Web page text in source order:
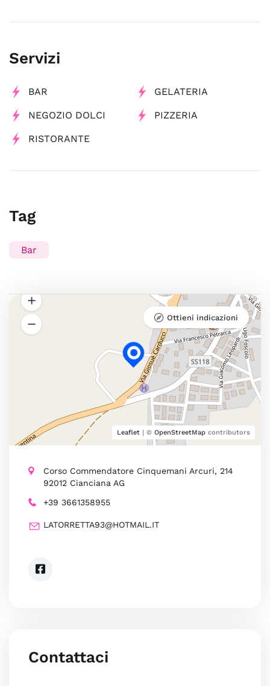
Servizi
BAR GELATERIA
NEGOZIO DOLCI PIZZERIA
RISTORANTE
Tag
Bar
Leaflet | © OpenStreetMap contributors
Ottieni indicazioni
Corso Commendatore Cinquemani Arcuri, 214
92012 Cianciana AG
+39 3661358955
LATORRETTA93@HOTMAIL.IT
Contattaci